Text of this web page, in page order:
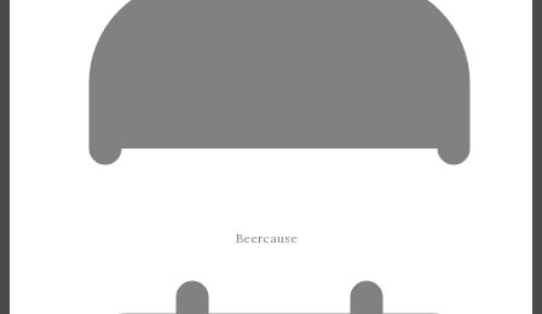
Beercause